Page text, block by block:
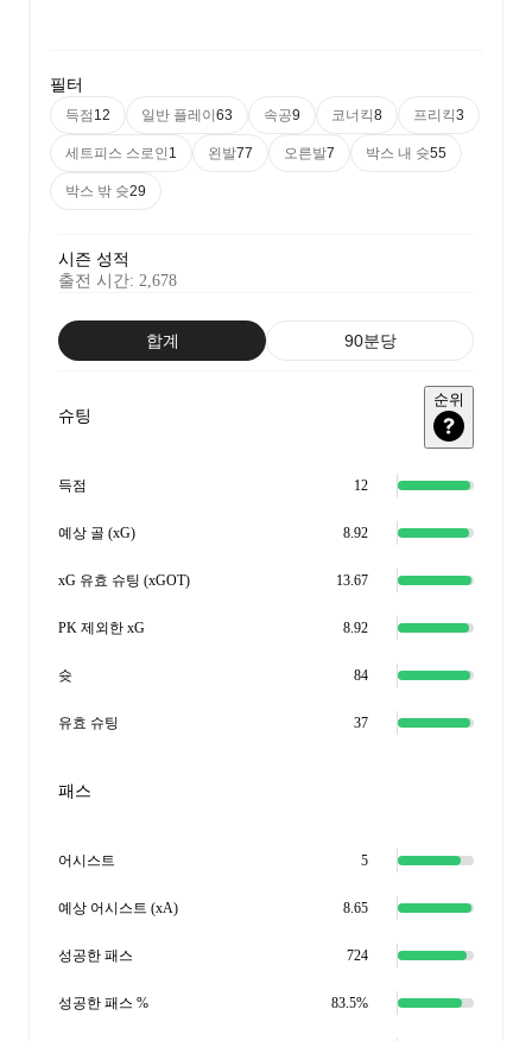
필터
득점 12 일반 플레이 63 속공9 코너킥8 프리킥3
세트피스 스로인 1 왼발77 오른발7 박스 내 슛55
박스 밖 슛29
시즌 성적
출전 시간: 2,678
합계 90분당
슈팅
순위
득점 12
예상 골 (xG) 8.92
xG 유효 슈팅 (xGOT) 13.67
PK 제외한 xG 8.92
슛 84
유효 슈팅 37
패스
어시스트 5
예상 어시스트 (xA) 8.65
성공한 패스 724
성공한 패스 % 83.5%